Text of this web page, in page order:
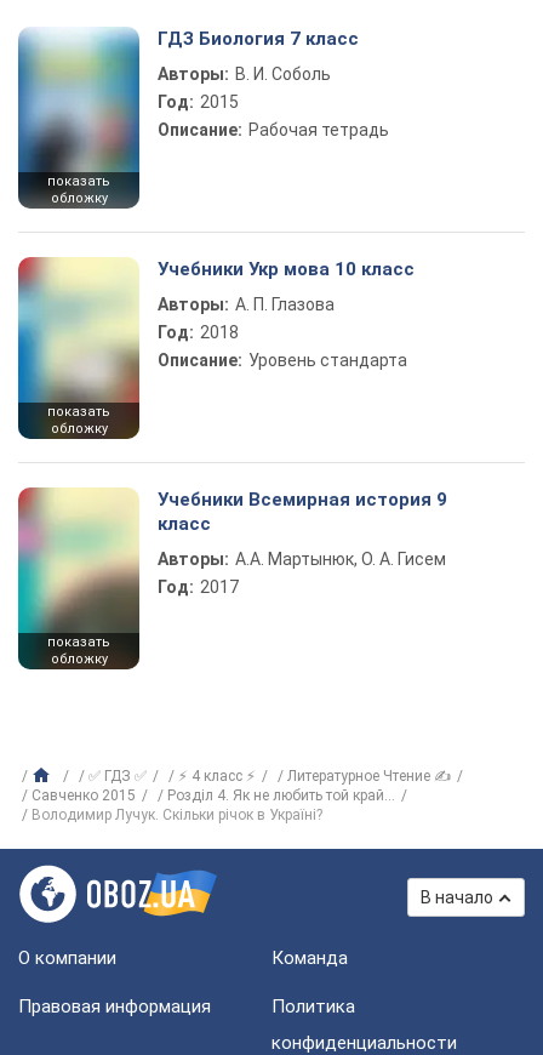
показать
обложку
ГДЗ Биология 7 класс
Авторы: В. И. Соболь
Год: 2015
Описание: Рабочая тетрадь
показать
обложку
Учебники Укр мова 10 класс
Авторы: А. П. Глазова
Год: 2018
Описание: Уровень стандарта
показать
обложку
Учебники Всемирная история 9
класс
Авторы: А.А. Мартынюк, О. А. Гисем
Год: 2017
✅ ГДЗ ✅ ⚡ 4 класс ⚡
Литературное Чтение ✍
Савченко 2015
Розділ 4. Як не любить той край...
Володимир Лучук. Скільки річок в Україні?
В начало
О компании Команда
Правовая информация
Политика
конфиденциальности